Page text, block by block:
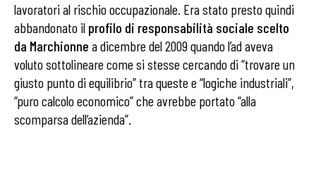
lavoratori al rischio occupazionale. Era stato presto quindi
abbandonato il profilo di responsabilità sociale scelto
da Marchionne a dicembre del 2009 quando l’ad aveva
voluto sottolineare come si stesse cercando di “trovare un
giusto punto di equilibrio” tra queste e “logiche industriali”,
“puro calcolo economico” che avrebbe portato “alla
scomparsa dell’azienda”.